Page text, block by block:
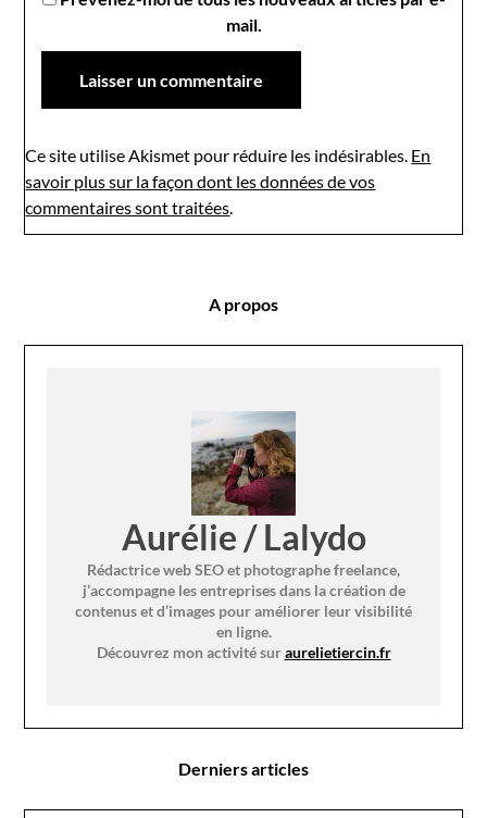
mail.
Ce site utilise Akismet pour réduire les indésirables. En
savoir plus sur la façon dont les données de vos
commentaires sont traitées.
A propos
Aurélie / Lalydo
Rédactrice web SEO et photographe freelance,
j’accompagne les entreprises dans la création de
contenus et d’images pour améliorer leur visibilité
en ligne.
Découvrez mon activité suraurelietiercin.fr
Derniers articles